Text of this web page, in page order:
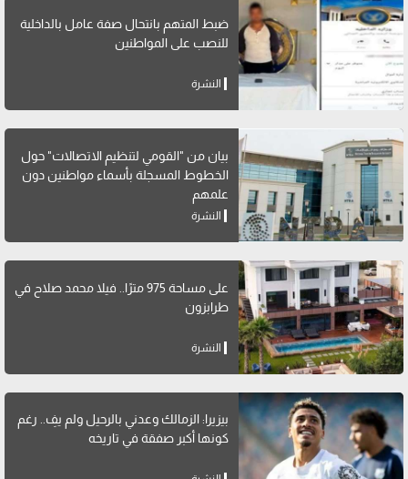
ضبط المتهم بانتحال صفة عامل بالداخلية
للنصب على المواطنين
النشرة
بيان من "القومي لتنظيم الاتصالات" حول
الخطوط المسجلة بأسماء مواطنين دون
علمهم
النشرة
على مساحة 975 مترًا.. فيلا محمد صلاح في
طرابزون
النشرة
بيزيرا: الزمالك وعدني بالرحيل ولم يفِ.. رغم
كونها أكبر صفقة في تاريخه